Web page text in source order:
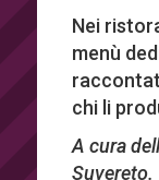
Nei
menù
chi li
A cura
Suvereto.